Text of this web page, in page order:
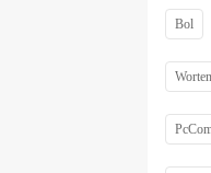
Bol
Worten